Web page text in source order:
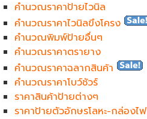
คำนวณราคาป้ายไวนิล
คำนวณราคาไวนิลขึงโครง
คำนวณพิมพ์ป้ายอื่นๆ
คำนวณราคาตรายาง
คำนวณราคาฉลากสินค้า
คำนวณราคาโบว์ชัวร์
ราคาสินค้าป้ายต่างๆ
ราคาป้ายตัวอักษรโลหะ-กล่องไฟ